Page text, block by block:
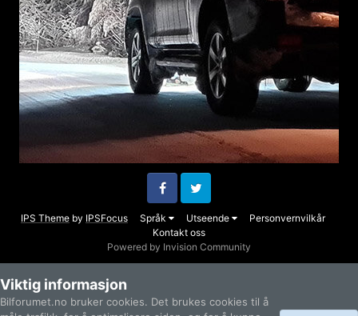
IPS Theme by IPSFocus Språk Utseende
Personvernvilkår
Kontakt oss
FacebookTwitter
Powered by Invision Community
Viktig informasjon
Bilforumet.no bruker cookies. Det brukes cookies til å